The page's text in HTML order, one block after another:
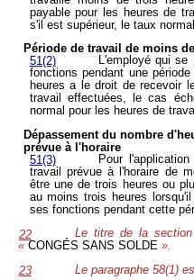
payable pour les heures de
s'il est supérieur, le taux
Période de travail de moins
51(2)
L'employé qui se
fonctions pendant une
heures a le droit de recevoir
travail effectuées, le cas
normal pour les heures de
Dépassement du nombre
prévue à l'horaire
51(3)
Pour
travail prévue à l'horaire de
être une de trois heures ou
au moins trois heures
ses fonctions pendant cette
22
Le titre de la
« CONGÉS SANS SOLDE ».
23
Le paragraphe 58(1)